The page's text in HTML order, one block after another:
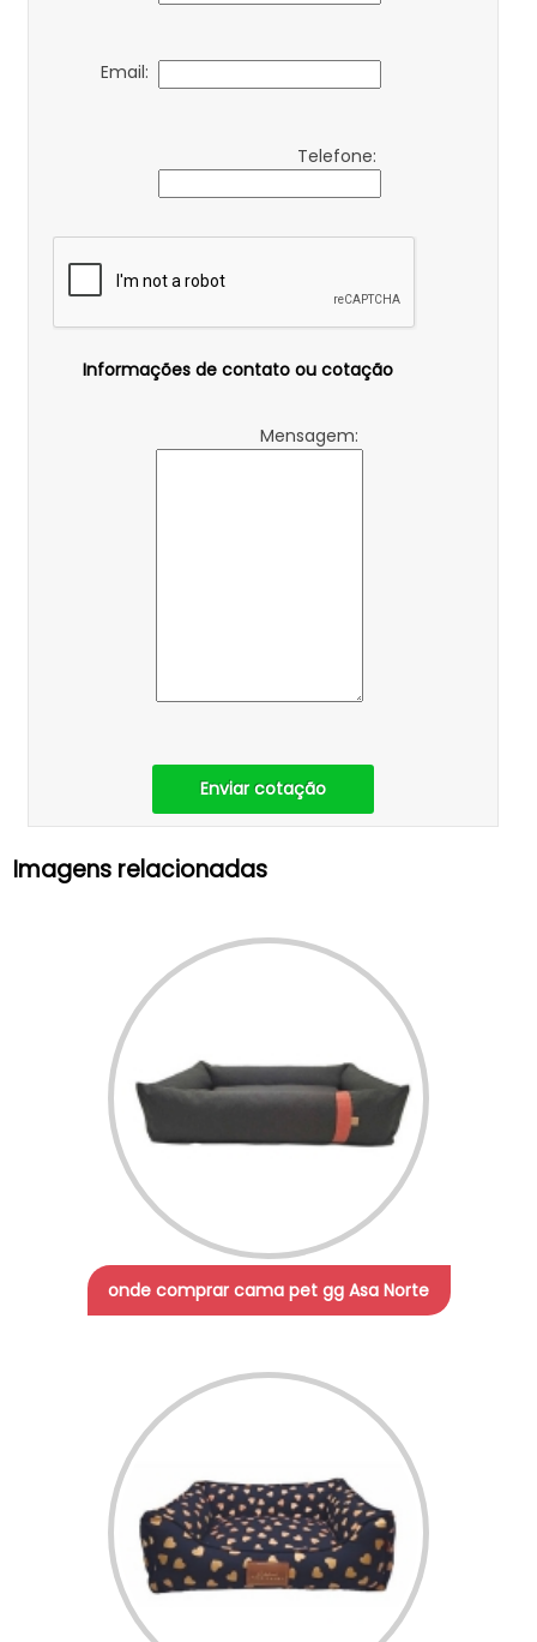
Email:
Telefone:
Informações de contato ou cotação
Mensagem:
Enviar cotação
Imagens relacionadas
onde comprar cama pet gg Asa Norte